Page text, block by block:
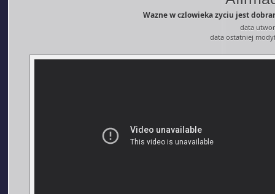
Wazne w czlowieka zyciu jest
data
data ostatniej